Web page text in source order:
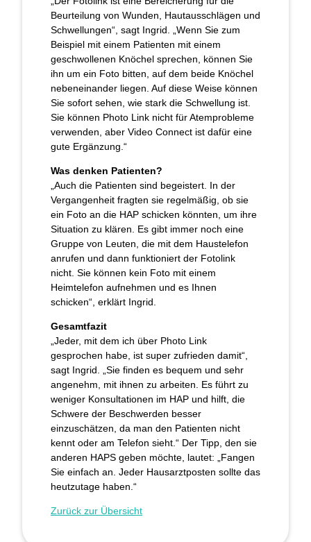
Beurteilung von Wunden, Hautausschlägen und
Schwellungen“, sagt Ingrid. „Wenn Sie zum
Beispiel mit einem Patienten mit einem
geschwollenen Knöchel sprechen, können Sie
ihn um ein Foto bitten, auf dem beide Knöchel
nebeneinander liegen. Auf diese Weise können
Sie sofort sehen, wie stark die Schwellung ist.
Sie können Photo Link nicht für Atemprobleme
verwenden, aber Video Connect ist dafür eine
gute Ergänzung.“
Was denken Patienten?
„Auch die Patienten sind begeistert. In der
Vergangenheit fragten sie regelmäßig, ob sie
ein Foto an die HAP schicken könnten, um ihre
Situation zu klären. Es gibt immer noch eine
Gruppe von Leuten, die mit dem Haustelefon
anrufen und dann funktioniert der Fotolink
nicht. Sie können kein Foto mit einem
Heimtelefon aufnehmen und es Ihnen
schicken“, erklärt Ingrid.
Gesamtfazit
„Jeder, mit dem ich über Photo Link
gesprochen habe, ist super zufrieden damit“,
sagt Ingrid. „Sie finden es bequem und sehr
angenehm, mit ihnen zu arbeiten. Es führt zu
weniger Konsultationen im HAP und hilft, die
Schwere der Beschwerden besser
einzuschätzen, da man den Patienten nicht
kennt oder am Telefon sieht.“ Der Tipp, den sie
anderen HAPS geben möchte, lautet: „Fangen
Sie einfach an. Jeder Hausarztposten sollte das
heutzutage haben.“
Zurück zur Übersicht